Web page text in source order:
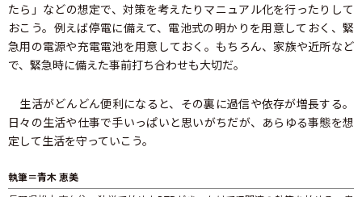
たら」などの想定で、対策を考えたりマニュアル化を行ったりして
おこう。例えば停電に備えて、電池式の明かりを用意しておく、緊
急用の電源や充電電池を用意しておく。もちろん、家族や近所など
で、緊急時に備えた事前打ち合わせも大切だ。
生活がどんどん便利になると、その裏に過信や依存が増長する。
日々の生活や仕事で手いっぱいと思いがちだが、あらゆる事態を想
定して生活を守っていこう。
執筆＝青木 恵美